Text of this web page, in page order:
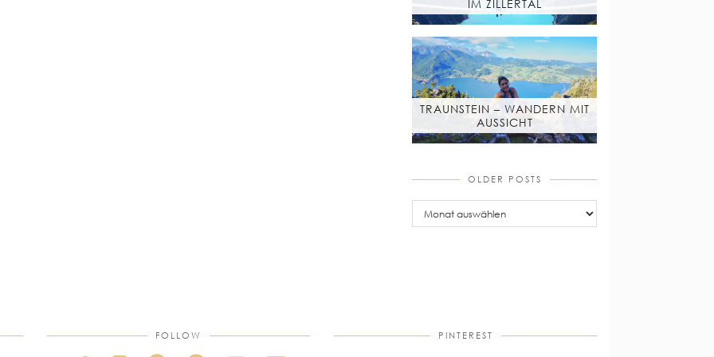
IM ZILLERTAL
TRAUNSTEIN – WANDERN MIT
AUSSICHT
OLDER POSTS
older
posts
FOLLOW PINTEREST